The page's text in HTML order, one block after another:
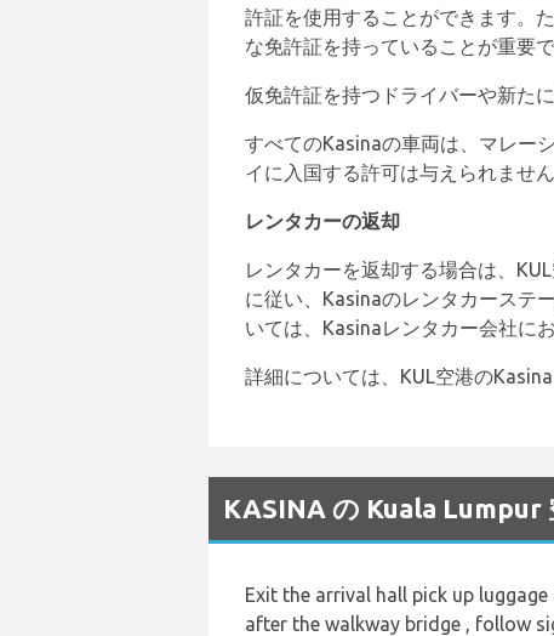
許証を使用することができます。
な免許証を持っていることが重要で
仮免許証を持つドライバーや新た
すべてのKasinaの車両は、マレー
イに入国する許可は与えられません
レンタカーの返却
レンタカーを返却する場合は、
に従い、Kasinaのレンタカーステ
いては、Kasinaレンタカー会社に
詳細については、KUL空港の
KASINA の Kuala Lumpur
Exit the arrival hall pick up
after the walkway bridge , follow